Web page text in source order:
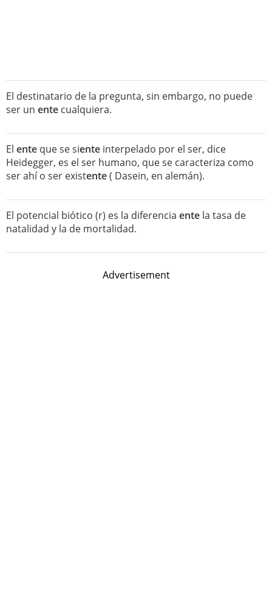
El destinatario de la pregunta, sin embargo, no puede
ser un ente cualquiera.
El ente que se siente interpelado por el ser, dice
Heidegger, es el ser humano, que se caracteriza como
ser ahí o ser existente( Dasein, en alemán).
El potencial biótico (r) es la diferencia ente la tasa de
natalidad y la de mortalidad.
Advertisement